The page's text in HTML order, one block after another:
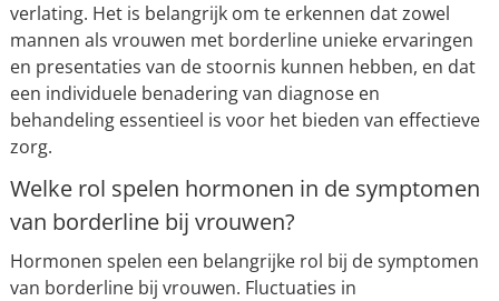
verlating. Het is belangrijk om te erkennen dat zowel
mannen als vrouwen met borderline unieke ervaringen
en presentaties van de stoornis kunnen hebben, en dat
een individuele benadering van diagnose en
behandeling essentieel is voor het bieden van effectieve
zorg.
Welke rol spelen hormonen in de symptomen
van borderline bij vrouwen?
Hormonen spelen een belangrijke rol bij de symptomen
van borderline bij vrouwen. Fluctuaties in